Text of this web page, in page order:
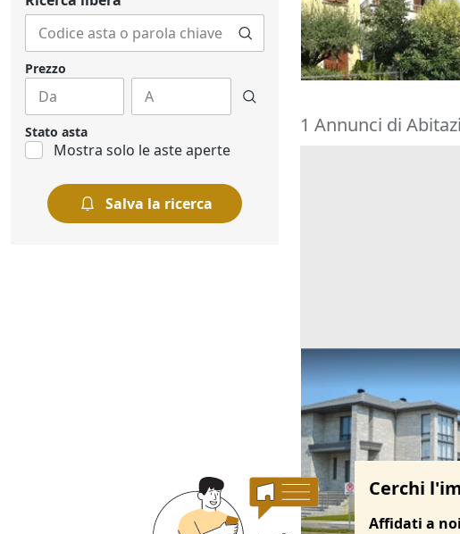
Prezzo
Stato asta
Mostra solo le aste aperte
Salva la ricerca
Montegrotto Terme
195.000 €
20/10/2026
1 Annunci di
Ricerche correlate
Cerchi
Affidati a